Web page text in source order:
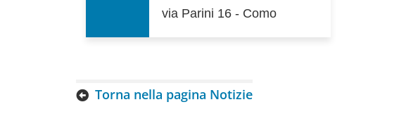
via Parini 16 - Como
Torna nella pagina Notizie